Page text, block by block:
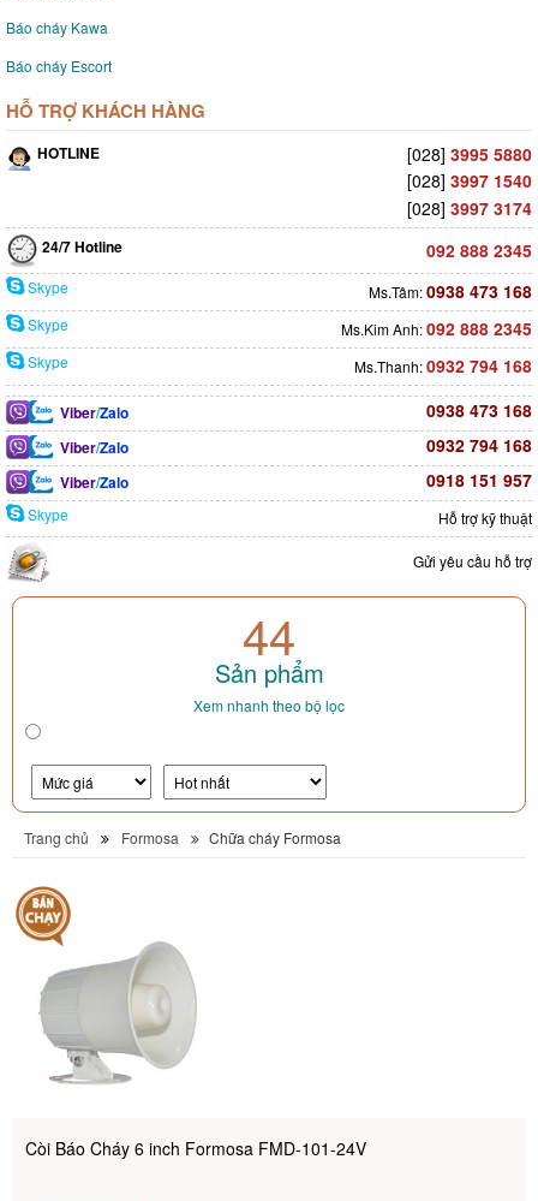
Báo cháy Kawa
Báo cháy Escort
HỖ TRỢ KHÁCH HÀNG
HOTLINE [028] 3995 5880
[028] 3997 1540
[028] 3997 3174
24/7 Hotline 092 888 2345
Skype Ms.Tâm:0938 473 168
Skype Ms.Kim Anh:092 888 2345
Skype Ms.Thanh:0932 794 168
Viber/Zalo 0938 473 168
Viber/Zalo 0932 794 168
Viber/Zalo 0918 151 957
Skype Hỗ trợ kỹ thuật
Gửi yêu cầu hỗ trợ
44
Sản phẩm
Xem nhanh theo bộ lọc
Trang chủ Formosa Chữa cháy Formosa
Còi Báo Cháy 6 inch Formosa FMD-101-24V